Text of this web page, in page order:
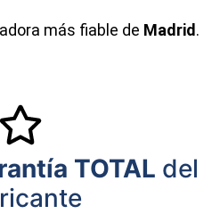
más fiable de Madrid .
TOTAL del